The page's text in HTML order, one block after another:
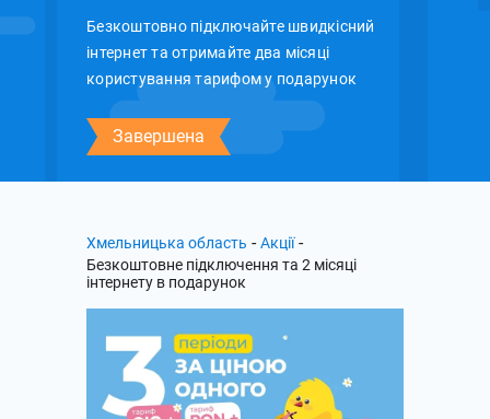
Безкоштовно підключайте швидкісний
інтернет та отримайте два місяці
користування тарифом у подарунок
Завершена
Хмельницька область - Акції -
Безкоштовне підключення та 2 місяці
інтернету в подарунок